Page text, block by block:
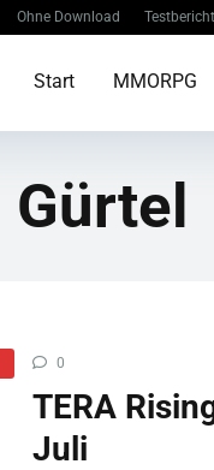
Ohne Download
Start MMORPG
Gürtel
0
TERA
Juli